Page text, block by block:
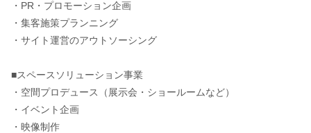
・PR・プロモーション企画
・集客施策プランニング
・サイト運営のアウトソーシング
■スペースソリューション事業
・空間プロデュース（展示会・ショールームなど）
・イベント企画
・映像制作